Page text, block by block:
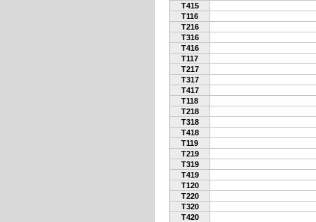
T415
T116
T216
T316
T416
T117
T217
T317
T417
T118
T218
T318
T418
T119
T219
T319
T419
T120
T220
T320
T420